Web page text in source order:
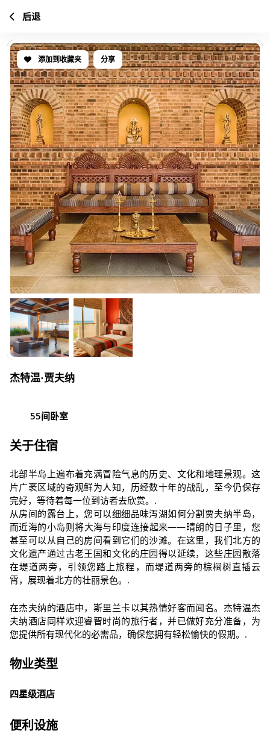
添加到收藏夹 分享
杰特温·贾夫纳
55间卧室
关于住宿
北部半岛上遍布着充满冒险气息的历史、文化和地理景观。这
片广袤区域的奇观鲜为人知，历经数十年的战乱，至今仍保存
完好，等待着每一位到访者去欣赏。.
从房间的露台上，您可以细细品味泻湖如何分割贾夫纳半岛，
而近海的小岛则将大海与印度连接起来——晴朗的日子里，您
甚至可以从自己的房间看到它们的沙滩。在这里，我们北方的
文化遗产通过古老王国和文化的庄园得以延续，这些庄园散落
在堤道两旁，引领您踏上旅程，而堤道两旁的棕榈树直插云
霄，展现着北方的壮丽景色。.
在杰夫纳的酒店中，斯里兰卡以其热情好客而闻名。杰特温杰
夫纳酒店同样欢迎睿智时尚的旅行者，并已做好充分准备，为
您提供所有现代化的必需品，确保您拥有轻松愉快的假期。.
物业类型
四星级酒店
便利设施
后退